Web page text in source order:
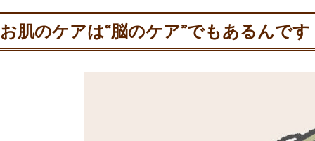
お肌のケアは“脳のケア”でもあるんです